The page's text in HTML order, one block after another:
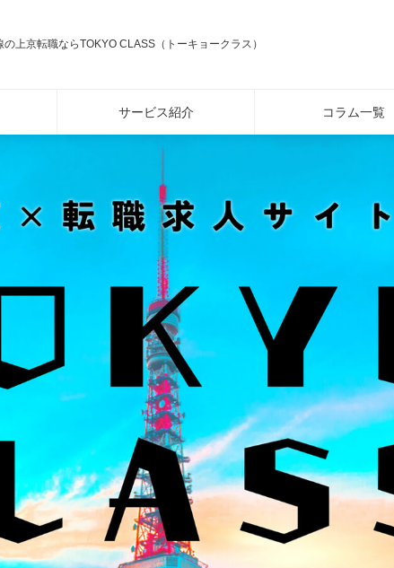
上京転職ならTOKYO CLASS（トーキョークラス）
サービス紹介 コラム一覧